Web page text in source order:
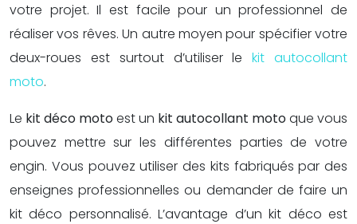
votre projet. Il est facile pour un professionnel de
réaliser vos rêves. Un autre moyen pour spécifier votre
deux-roues est surtout d’utiliser lekit autocollant
moto.
Le kit déco motoest un kit autocollant motoque vous
pouvez mettre sur les différentes parties de votre
engin. Vous pouvez utiliser des kits fabriqués par des
enseignes professionnelles ou demander de faire un
kit déco personnalisé. L’avantage d’un kit déco est